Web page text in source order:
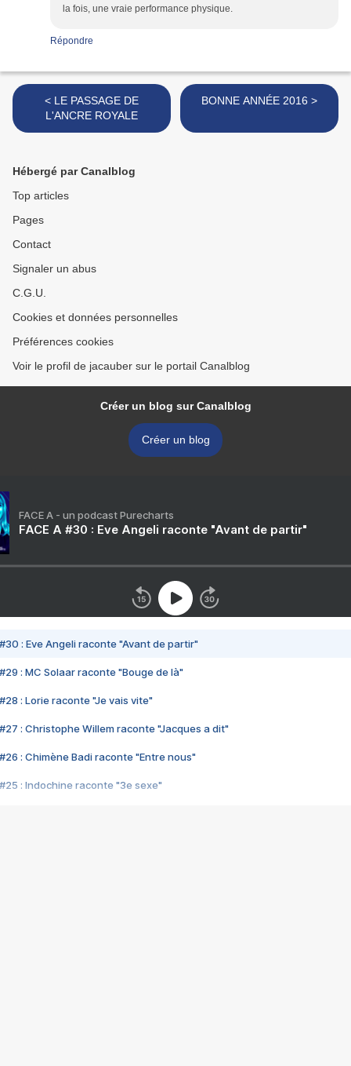
la fois, une vraie performance physique.
Répondre
< LE PASSAGE DE
L'ANCRE ROYALE
BONNE ANNÉE 2016 >
Hébergé par Canalblog
Top articles
Pages
Contact
Signaler un abus
C.G.U.
Cookies et données personnelles
Préférences cookies
Voir le profil de jacauber sur le portail Canalblog
Créer un blog sur Canalblog
Créer un blog
FACE A - un podcast Purecharts
FACE A #30 : Eve Angeli raconte "Avant de partir"
#30 : Eve Angeli raconte "Avant de partir"
#29 : MC Solaar raconte "Bouge de là"
#28 : Lorie raconte "Je vais vite"
#27 : Christophe Willem raconte "Jacques a dit"
#26 : Chimène Badi raconte "Entre nous"
#25 : Indochine raconte "3e sexe"